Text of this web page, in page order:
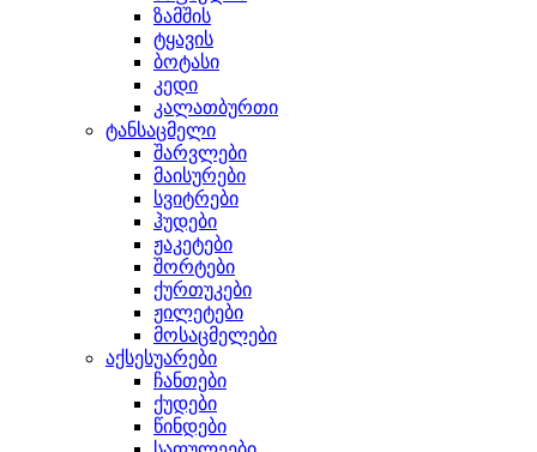
ზამშის
ტყავის
ბოტასი
კედი
კალათბურთი
ტანსაცმელი
შარვლები
მაისურები
სვიტრები
ჰუდები
ჟაკეტები
შორტები
ქურთუკები
ჟილეტები
მოსაცმელები
აქსესუარები
ჩანთები
ქუდები
წინდები